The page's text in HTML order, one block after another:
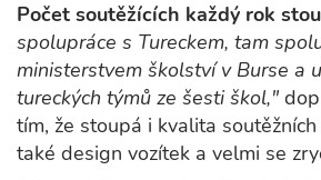
Počet soutěžících každý rok
spolupráce s Tureckem, tam
ministerstvem školství v Burse a
tureckých týmů ze šesti škol,"
tím, že stoupá i kvalita
také design vozítek a velmi se